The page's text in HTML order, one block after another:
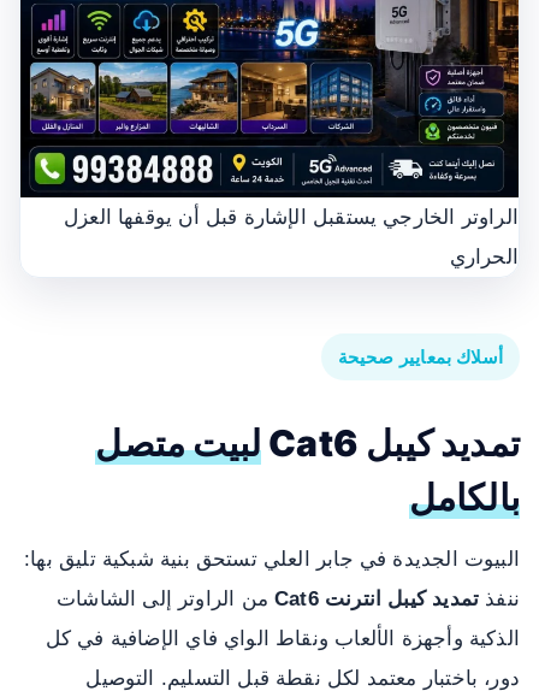
الراوتر الخارجي يستقبل الإشارة قبل أن يوقفها العزل
الحراري
أسلاك بمعايير صحيحة
تمديد كيبل Cat6
لبيت متصل
بالكامل
البيوت الجديدة في جابر العلي تستحق بنية شبكية تليق بها:
ننفذ تمديد كيبل انترنت Cat6
من الراوتر إلى الشاشات
الذكية وأجهزة الألعاب ونقاط الواي فاي الإضافية في كل
دور، باختبار معتمد لكل نقطة قبل التسليم. التوصيل